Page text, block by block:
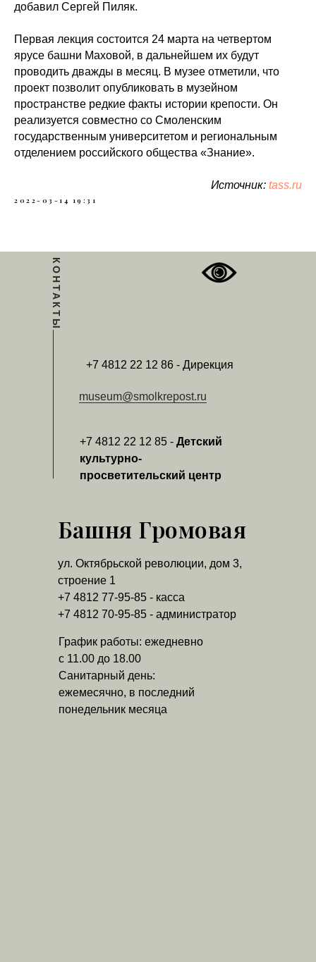
добавил Сергей Пиляк.
Первая лекция состоится 24 марта на четвертом
ярусе башни Маховой, в дальнейшем их будут
проводить дважды в месяц. В музее отметили, что
проект позволит опубликовать в музейном
пространстве редкие факты истории крепости. Он
реализуется совместно со Смоленским
государственным университетом и региональным
отделением российского общества «Знание».
Источник: tass.ru
2022-03-14 19:31
График работы: ежедневно
с 11.00 до 18.00
Санитарный день:
ежемесячно, в последний
понедельник месяца
museum@smolkrepost.ru
КОНТАКТЫ
+7 4812 22 12 86 - Дирекция
+7 4812 22 12 85 - Детский
культурно-
просветительский центр
ул. Октябрьской революции, дом 3,
строение 1
+7 4812 77-95-85 - касса
+7 4812 70-95-85 - администратор
Башня Громовая